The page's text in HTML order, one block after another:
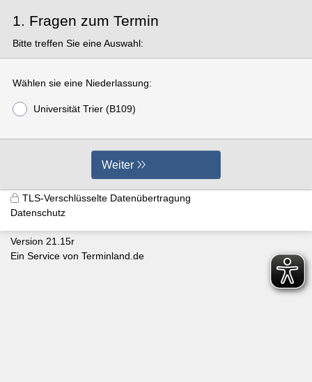
1. Fragen zum Termin
Bitte treffen Sie eine Auswahl:
Wählen sie eine Niederlassung:
Universität Trier (B109)
Weiter
TLS-Verschlüsselte Datenübertragung
Datenschutz
Version 21.15r
Ein Service von Terminland.de